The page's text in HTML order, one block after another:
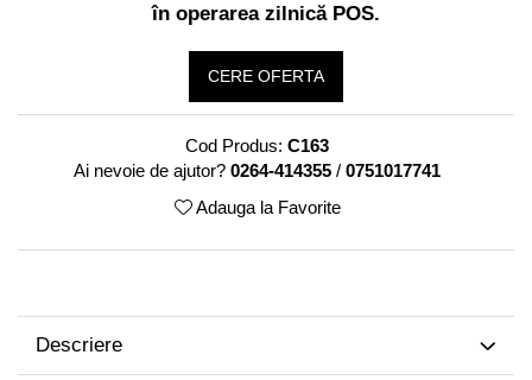
Cantare numaratoare
Accesorii cantare
în operarea zilnică POS.
CERE OFERTA
Cod Produs: C163
Ai nevoie de ajutor? 0264-414355 / 0751017741
Adauga la Favorite
Descriere